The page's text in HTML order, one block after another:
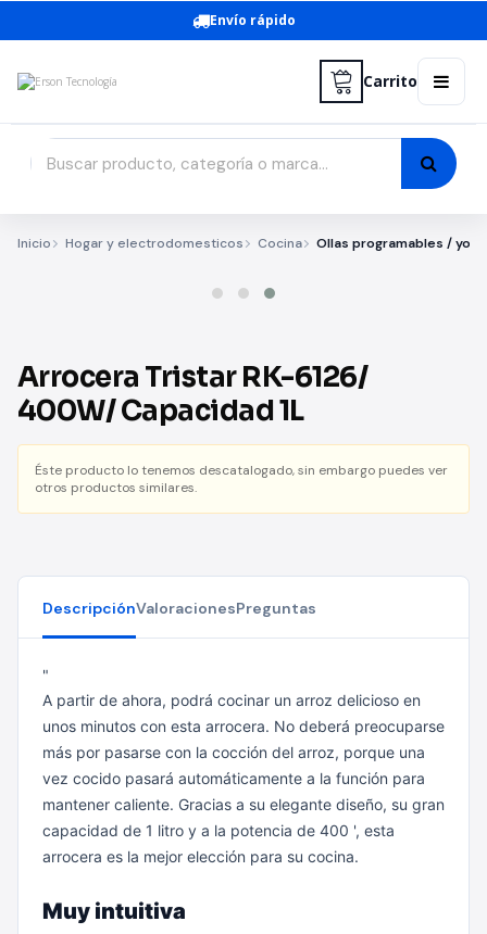
Envío rápido
Carrito
Inicio Hogar y electrodomesticos Cocina Ollas programables /
Arrocera Tristar RK-6126/
400W/ Capacidad 1L
Éste producto lo tenemos descatalogado, sin embargo puedes ver
otros productos similares.
DescripciónValoracionesPreguntas
"
A partir de ahora, podrá cocinar un arroz delicioso en
unos minutos con esta arrocera. No deberá preocuparse
más por pasarse con la cocción del arroz, porque una
vez cocido pasará automáticamente a la función para
mantener caliente. Gracias a su elegante diseño, su gran
capacidad de 1 litro y a la potencia de 400 ', esta
arrocera es la mejor elección para su cocina.
Muy intuitiva